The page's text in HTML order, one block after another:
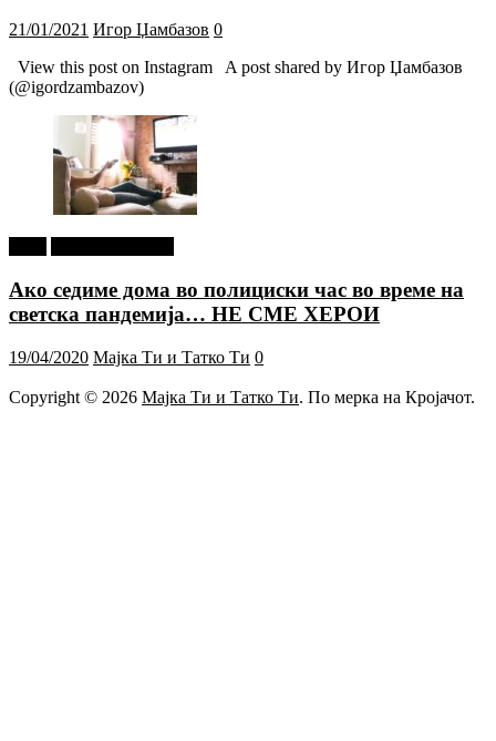
21/01/2021 Игор Џамбазов 0
View this post on Instagram A post shared by Игор Џамбазов
(@igordzambazov)
Ако седиме дома во полициски час во време на
светска пандемија… НЕ СМЕ ХЕРОИ
19/04/2020 Мајка Ти и Татко Ти 0
Copyright © 2026 Мајка Ти и Татко Ти. По мерка на Кројачот.